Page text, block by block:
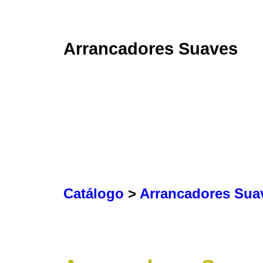
Arrancadores Suaves
Catálogo > Arrancadores